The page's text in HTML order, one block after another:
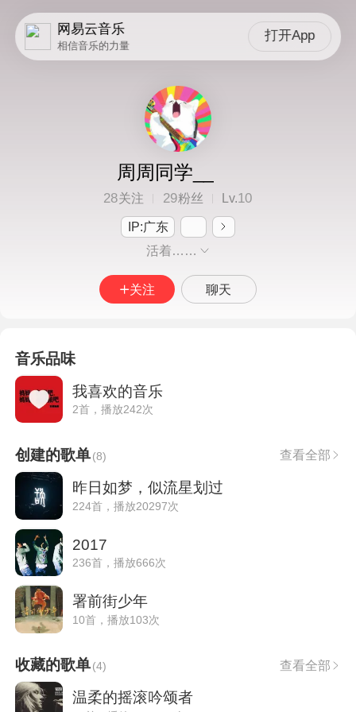
网易云音乐
相信音乐的力量
打开App
周周同学__
28关注 29粉丝 Lv.10
IP:广东
活着……
关注 聊天
音乐品味
我喜欢的音乐
2首，播放242次
创建的歌单(8) 查看全部
昨日如梦，似流星划过
224首，播放20297次
2017
236首，播放666次
署前街少年
10首，播放103次
收藏的歌单(4) 查看全部
温柔的摇滚吟颂者